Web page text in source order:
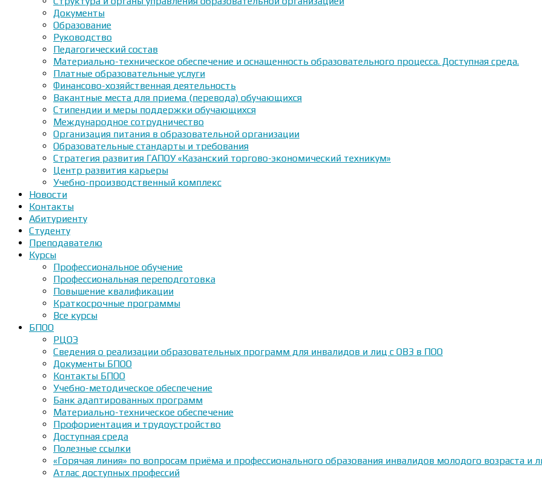
Документы
Образование
Руководство
Педагогический состав
Материально-техническое обеспечение и оснащенность образовательного процесса. Доступная среда.
Платные образовательные услуги
Финансово-хозяйственная деятельность
Вакантные места для приема (перевода) обучающихся
Стипендии и меры поддержки обучающихся
Международное сотрудничество
Организация питания в образовательной организации
Образовательные стандарты и требования
Стратегия развития ГАПОУ «Казанский торгово-экономический техникум»
Центр развития карьеры
Учебно-производственный комплекс
Новости
Контакты
Абитуриенту
Студенту
Преподавателю
Курсы
Профессиональное обучение
Профессиональная переподготовка
Повышение квалификации
Краткосрочные программы
Все курсы
БПОО
РЦОЭ
Сведения о реализации образовательных программ для инвалидов и лиц с ОВЗ в ПОО
Документы БПОО
Контакты БПОО
Учебно-методическое обеспечение
Банк адаптированных программ
Материально-техническое обеспечение
Профориентация и трудоустройство
Доступная среда
Полезные ссылки
«Горячая линия» по вопросам приёма и профессионального образования инвалидов молодого возраста
Атлас доступных профессий